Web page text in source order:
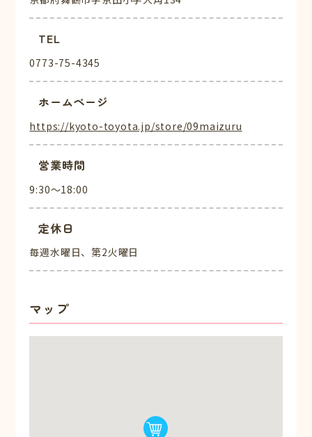
TEL
0773-75-4345
ホームページ
https://kyoto-toyota.jp/store/09maizuru
営業時間
9:30～18:00
定休日
毎週水曜日、第2火曜日
マップ